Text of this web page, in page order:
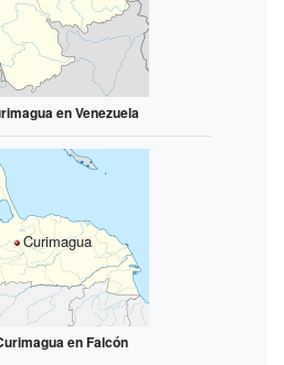
en Venezuela
Curimagua
en Falcón